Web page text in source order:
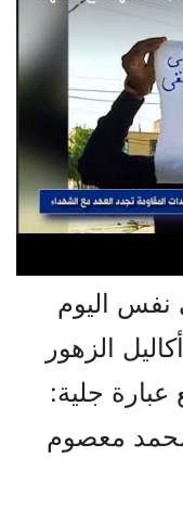
نفس اليوم
وضع أكاليل الزهور
عبارة جلية:
محمد معصوم